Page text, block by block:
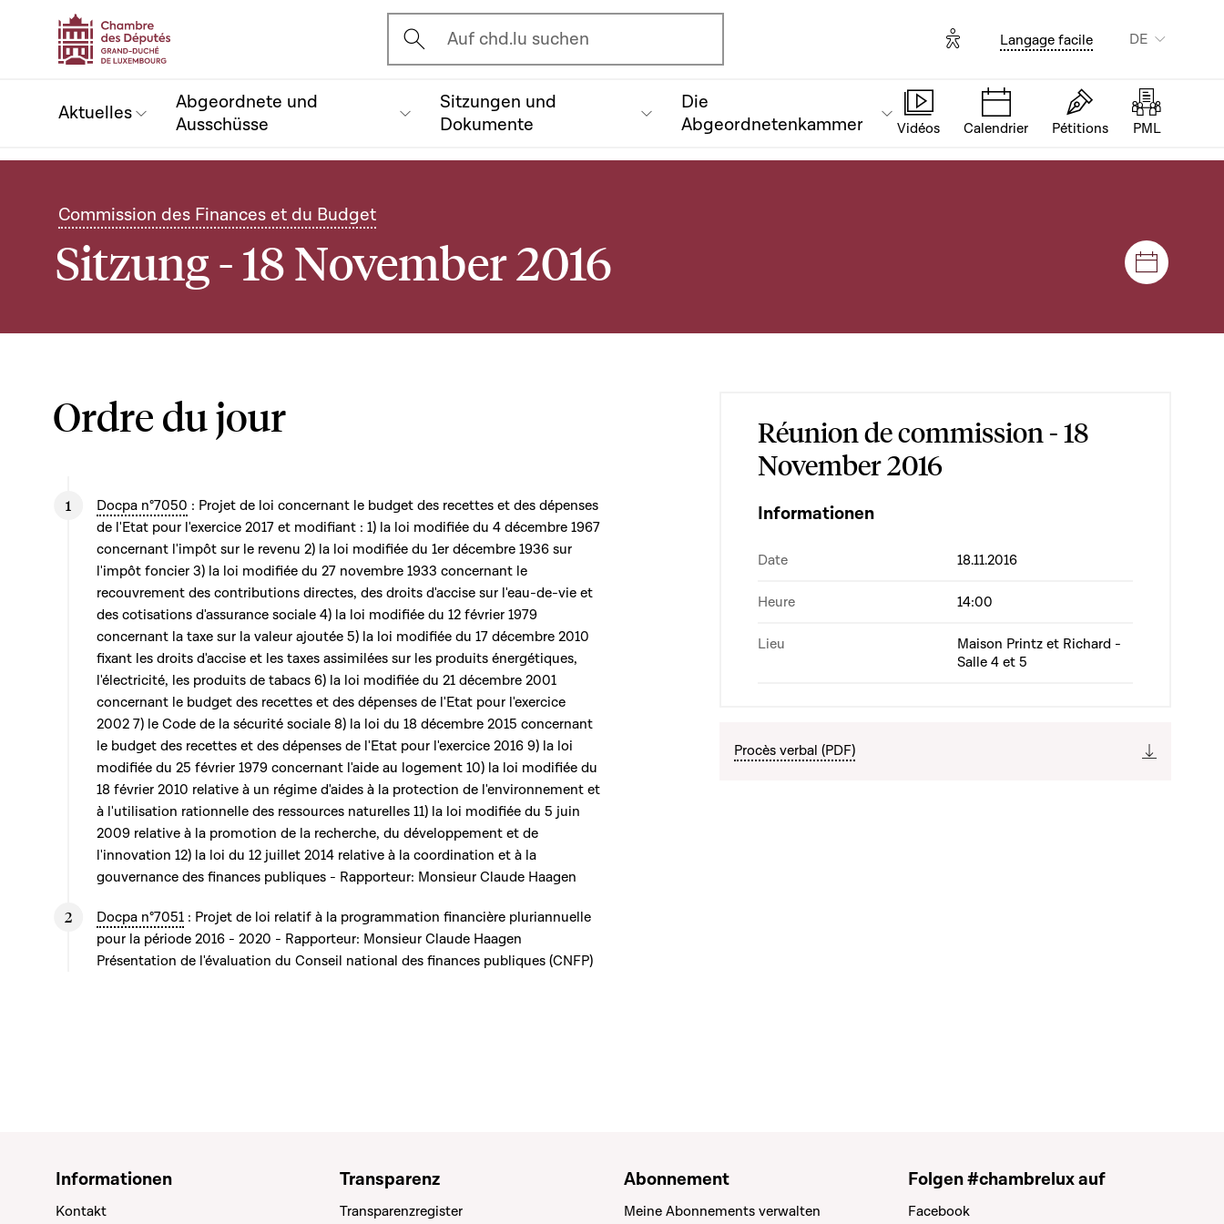
Ouvrir l'écran de recherche
Auf chd.lu suchen Options d'accessibilité
Langage facile DE
Aktuelles
Abgeordnete und
Ausschüsse
Sitzungen und
Dokumente
Die
Abgeordnetenkammer
Vidéos Calendrier Pétitions PML
Commission des Finances et du Budget
Sitzung - 18 November 2016 Plenar-
Ordre du jour
Docpa n°7050 : Projet de loi concernant le budget des recettes et des dépenses
de l'Etat pour l'exercice 2017 et modifiant : 1) la loi modifiée du 4 décembre 1967
concernant l'impôt sur le revenu 2) la loi modifiée du 1er décembre 1936 sur
l'impôt foncier 3) la loi modifiée du 27 novembre 1933 concernant le
recouvrement des contributions directes, des droits d'accise sur l'eau-de-vie et
des cotisations d'assurance sociale 4) la loi modifiée du 12 février 1979
concernant la taxe sur la valeur ajoutée 5) la loi modifiée du 17 décembre 2010
fixant les droits d'accise et les taxes assimilées sur les produits énergétiques,
l'électricité, les produits de tabacs 6) la loi modifiée du 21 décembre 2001
concernant le budget des recettes et des dépenses de l'Etat pour l'exercice
2002 7) le Code de la sécurité sociale 8) la loi du 18 décembre 2015 concernant
le budget des recettes et des dépenses de l'Etat pour l'exercice 2016 9) la loi
modifiée du 25 février 1979 concernant l'aide au logement 10) la loi modifiée du
18 février 2010 relative à un régime d'aides à la protection de l'environnement et
à l'utilisation rationnelle des ressources naturelles 11) la loi modifiée du 5 juin
2009 relative à la promotion de la recherche, du développement et de
l'innovation 12) la loi du 12 juillet 2014 relative à la coordination et à la
gouvernance des finances publiques - Rapporteur: Monsieur Claude Haagen
Docpa n°7051 : Projet de loi relatif à la programmation financière pluriannuelle
pour la période 2016 - 2020 - Rapporteur: Monsieur Claude Haagen
Présentation de l'évaluation du Conseil national des finances publiques (CNFP)
Réunion de commission - 18
November 2016
Informationen
Date 18.11.2016
Heure 14:00
Lieu
Maison Printz et Richard -
Salle 4 et 5
Procès verbal (PDF)
Informationen
Kontakt
Transparenz
Transparenzregister
Abonnement
Meine Abonnements verwalten
Folgen #chambrelux auf
Facebook